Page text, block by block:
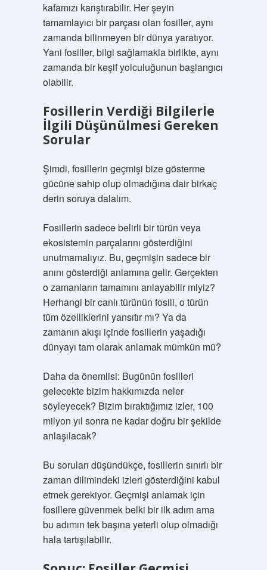
kafamızı karıştırabilir. Her şeyin
tamamlayıcı bir parçası olan fosiller, aynı
zamanda bilinmeyen bir dünya yaratıyor.
Yani fosiller, bilgi sağlamakla birlikte, aynı
zamanda bir keşif yolculuğunun başlangıcı
olabilir.
Fosillerin Verdiği Bilgilerle
İlgili Düşünülmesi Gereken
Sorular
Şimdi, fosillerin geçmişi bize gösterme
gücüne sahip olup olmadığına dair birkaç
derin soruya dalalım.
Fosillerin sadece belirli bir türün veya
ekosistemin parçalarını gösterdiğini
unutmamalıyız. Bu, geçmişin sadece bir
anını gösterdiği anlamına gelir. Gerçekten
o zamanların tamamını anlayabilir miyiz?
Herhangi bir canlı türünün fosili, o türün
tüm özelliklerini yansıtır mı? Ya da
zamanın akışı içinde fosillerin yaşadığı
dünyayı tam olarak anlamak mümkün mü?
Daha da önemlisi: Bugünün fosilleri
gelecekte bizim hakkımızda neler
söyleyecek? Bizim bıraktığımız izler, 100
milyon yıl sonra ne kadar doğru bir şekilde
anlaşılacak?
Bu soruları düşündükçe, fosillerin sınırlı bir
zaman dilimindeki izleri gösterdiğini kabul
etmek gerekiyor. Geçmişi anlamak için
fosillere güvenmek belki bir ilk adım ama
bu adımın tek başına yeterli olup olmadığı
hala tartışılabilir.